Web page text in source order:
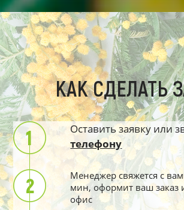
КАК СДЕЛАТЬ
Оставить заявку или
телефону
Менеджер свяжется с
мин, оформит ваш заказ
офис